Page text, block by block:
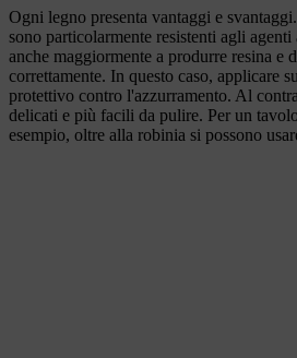
Ogni legno presenta vantaggi e
sono particolarmente resistenti agli
anche maggiormente a produrre resina e
correttamente. In questo caso, applicare
protettivo contro l'azzurramento. Al
delicati e più facili da pulire. Per un
esempio, oltre alla robinia si possono